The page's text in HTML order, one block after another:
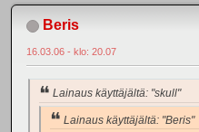
Beris
16.03.06 - klo: 20.07
Lainaus käyttäjältä: "skull"
Lainaus käyttäjältä: "Beris"